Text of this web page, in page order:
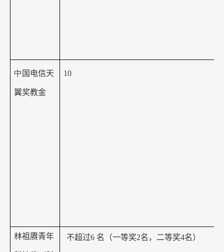
中 国电信天
翼奖教金
10
林祖赓青年 不超过6 名（一等奖2名，二等奖4名）